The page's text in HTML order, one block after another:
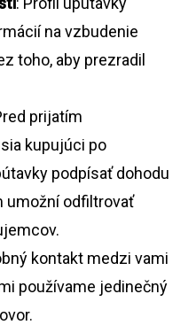
na vzbudenie
toho, aby prezradil
prijatím
kupujúci po
podpísať dohodu
umožní odfiltrovať
kontakt medzi vami
používame jedinečný